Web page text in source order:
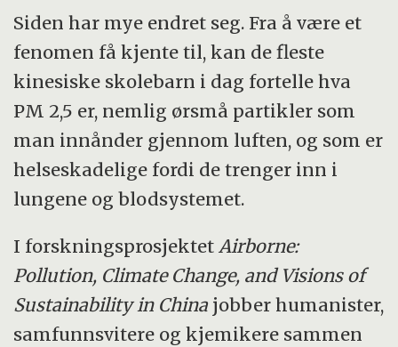
Siden har mye endret seg. Fra å være et
fenomen få kjente til, kan de fleste
kinesiske skolebarn i dag fortelle hva
PM 2,5 er, nemlig ørsmå partikler som
man innånder gjennom luften, og som er
helseskadelige fordi de trenger inn i
lungene og blodsystemet.
I forskningsprosjektet Airborne:
Pollution, Climate Change, and Visions of
Sustainability in China jobber humanister,
samfunnsvitere og kjemikere sammen